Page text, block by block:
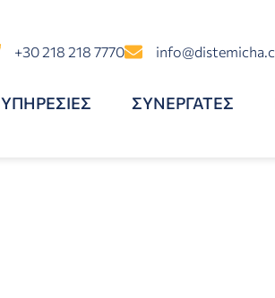
+30 218 218 7770
ΥΠΗΡΕΣΙΕΣ ΣΥΝΕΡΓΑΤΕΣ